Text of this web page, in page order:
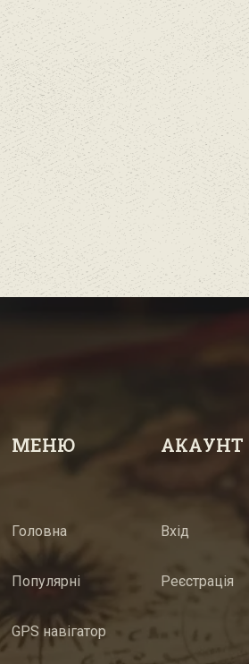
МЕНЮ
Головна
Популярні
GPS навігатор
АКАУНТ
Вхід
Реєстрація